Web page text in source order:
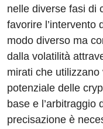
nelle diverse fasi di
favorire l’intervento
modo diverso ma
dalla volatilità
mirati che utilizzano
potenziale delle
base e l’arbitraggio
precisazione è